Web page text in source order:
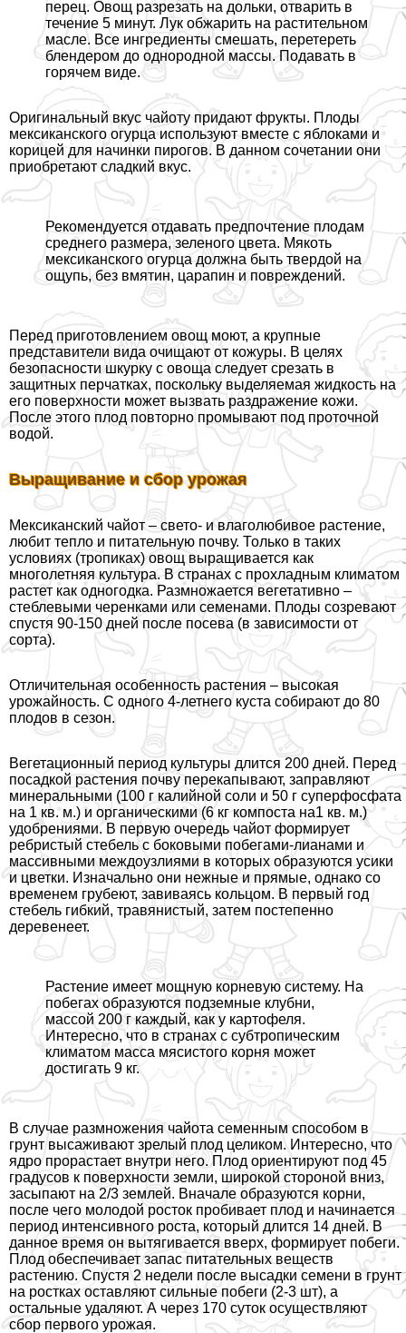
перец. Овощ разрезать на дольки, отварить в
течение 5 минут. Лук обжарить на растительном
масле. Все ингредиенты смешать, перетереть
блендером до однородной массы. Подавать в
горячем виде.
Оригинальный вкус чайоту придают фрукты. Плоды
мексиканского огурца используют вместе с яблоками и
корицей для начинки пирогов. В данном сочетании они
приобретают сладкий вкус.
Рекомендуется отдавать предпочтение плодам
среднего размера, зеленого цвета. Мякоть
мексиканского огурца должна быть твердой на
ощупь, без вмятин, царапин и повреждений.
Перед приготовлением овощ моют, а крупные
представители вида очищают от кожуры. В целях
безопасности шкурку с овоща следует срезать в
защитных перчатках, поскольку выделяемая жидкость на
его поверхности может вызвать раздражение кожи.
После этого плод повторно промывают под проточной
водой.
Выращивание и сбор урожая
Мексиканский чайот – свето- и влаголюбивое растение,
любит тепло и питательную почву. Только в таких
условиях (тропиках) овощ выращивается как
многолетняя культура. В странах с прохладным климатом
растет как одногодка. Размножается вегетативно –
стeблевыми черенками или семенами. Плоды созревают
спустя 90-150 дней после посева (в зависимости от
сорта).
Отличительная особенность растения – высокая
урожайность. С одного 4-летнего куста собирают до 80
плодов в сезон.
Вегетационный период культуры длится 200 дней. Перед
посадкой растения почву перекапывают, заправляют
минеральными (100 г калийной соли и 50 г суперфосфата
на 1 кв. м.) и органическими (6 кг компоста на1 кв. м.)
удобрениями. В первую очередь чайот формирует
ребристый стебель с боковыми побегами-лианами и
массивными междоузлиями в которых образуются усики
и цветки. Изначально они нежные и прямые, однако со
временем грубеют, завиваясь кольцом. В первый год
стебель гибкий, травянистый, затем постепенно
деревенеет.
Растение имеет мощную корневую систему. На
побегах образуются подземные клубни,
массой 200 г каждый, как у картофеля.
Интересно, что в странах с субтропическим
климатом масса мясистого корня может
достигать 9 кг.
В случае размножения чайота семенным способом в
грунт высаживают зрелый плод целиком. Интересно, что
ядро прорастает внутри него. Плод ориентируют под 45
градусов к поверхности земли, широкой стороной вниз,
засыпают на 2/3 землей. Вначале образуются корни,
после чего молодой росток пробивает плод и начинается
период интенсивного роста, который длится 14 дней. В
данное время он вытягивается вверх, формирует побеги.
Плод обеспечивает запас питательных веществ
растению. Спустя 2 недели после высадки семени в грунт
на ростках оставляют сильные побеги (2-3 шт), а
остальные удаляют. А через 170 суток осуществляют
сбор первого урожая.